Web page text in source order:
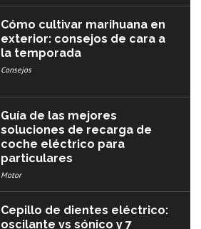
Cómo cultivar marihuana en
exterior: consejos de cara a
la temporada
Consejos
Guía de las mejores
soluciones de recarga de
coche eléctrico para
particulares
Motor
Cepillo de dientes eléctrico:
oscilante vs sónico y 7